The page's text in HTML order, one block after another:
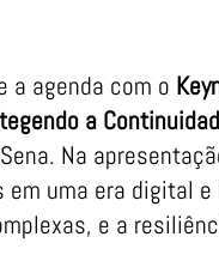
a agenda com o
a
Na
uma era digital
e a